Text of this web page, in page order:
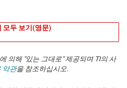
모두 보기(영문)
의해 "있는 그대로" 제공되며 TI의 사
약관을 참조하십시오.